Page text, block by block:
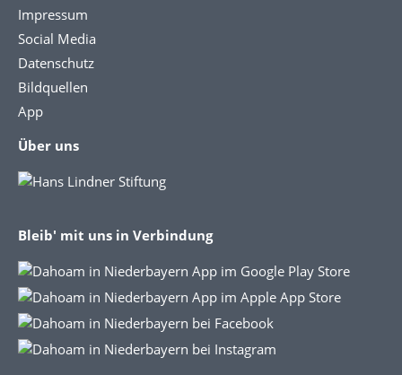
Impressum
Social Media
Datenschutz
Bildquellen
App
Über uns
Bleib' mit uns in Verbindung